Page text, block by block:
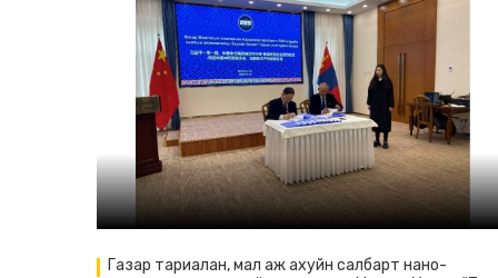
Газар тариалан, мал аж ахуйн салбарт нано-